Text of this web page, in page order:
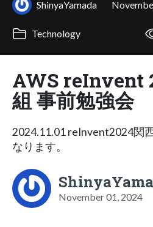
ShinyaYamada
Technology
AWS reInvent
組 事前勉強会
2024.11.01 reInvent2024関
なります。
November 01, 2024